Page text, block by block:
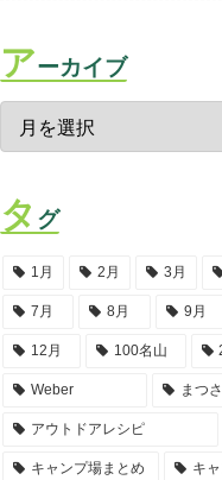
アーカイブ
タ グ
1月 2月 3月
7月 8月 9月
12月 100名山
Weber まつ
アウトドアレシピ
キャンプ場まとめ キ